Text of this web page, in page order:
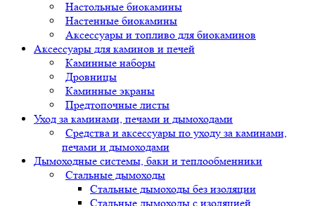
Настольные биокамины
Настенные биокамины
Аксессуары и топливо для биокаминов
Аксессуары для каминов и печей
Каминные наборы
Дровницы
Каминные экраны
Предтопочные листы
Уход за каминами, печами и дымоходами
Средства и аксессуары по уходу за каминами,
печами и дымоходами
Дымоходные системы, баки и теплообменники
Стальные дымоходы
Стальные дымоходы без изоляции
Стальные дымоходы с изоляцией